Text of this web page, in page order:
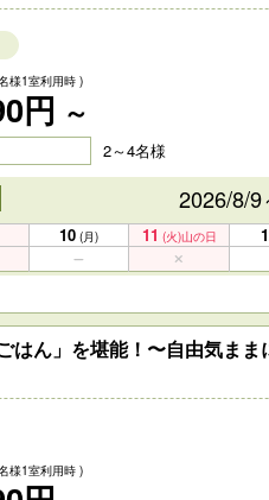
様1室利用時 )
円 ～
2～4名様
2026/8/9
10 (月) 11 (火)山の日
はん」を堪能！〜自由気ま
様1室利用時 )